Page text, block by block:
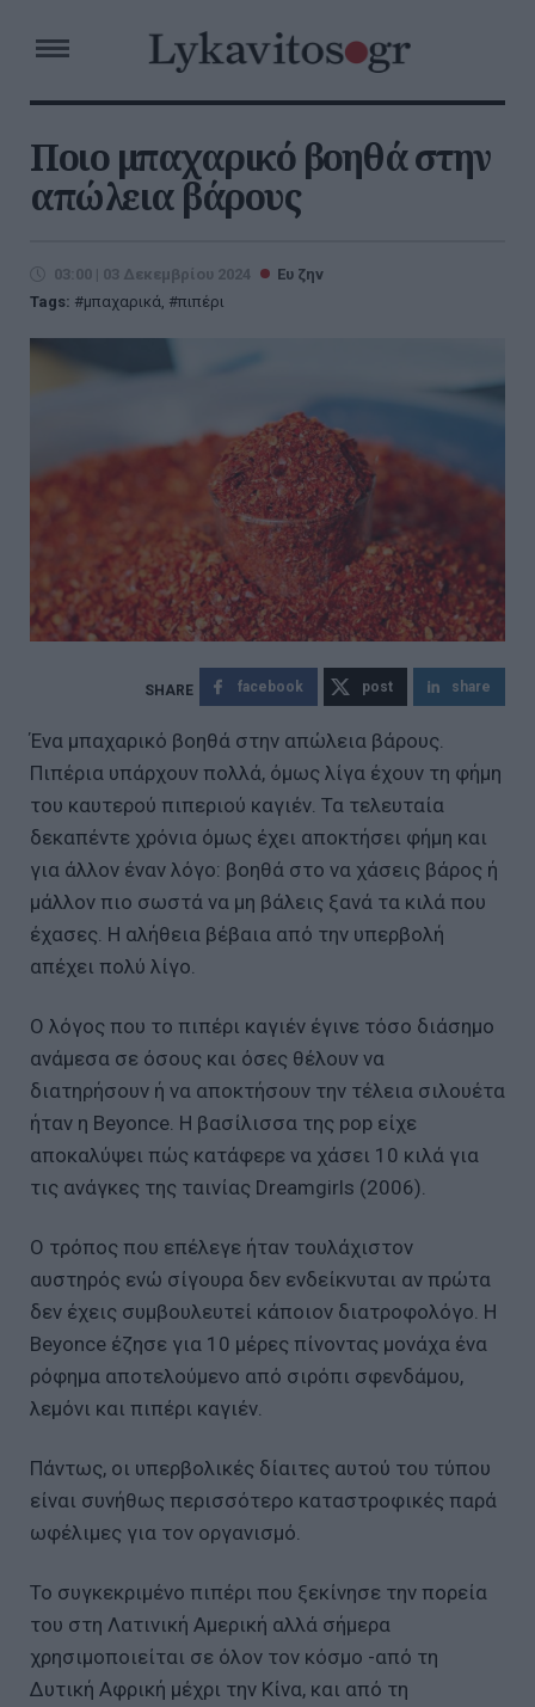
Ποιο μπαχαρικό βοηθά στην
απώλεια βάρους
03:00 | 03 Δεκεμβρίου 2024
Ευ ζην
Tags:
μπαχαρικά, πιπέρι
facebook post share
Ένα μπαχαρικό βοηθά στην απώλεια βάρους.
Πιπέρια υπάρχουν πολλά, όμως λίγα έχουν τη φήμη
του καυτερού πιπεριού καγιέν. Τα τελευταία
δεκαπέντε χρόνια όμως έχει αποκτήσει φήμη και
για άλλον έναν λόγο: βοηθά στο να χάσεις βάρος ή
μάλλον πιο σωστά να μη βάλεις ξανά τα κιλά που
έχασες. Η αλήθεια βέβαια από την υπερβολή
απέχει πολύ λίγο.
Ο λόγος που το πιπέρι καγιέν έγινε τόσο διάσημο
ανάμεσα σε όσους και όσες θέλουν να
διατηρήσουν ή να αποκτήσουν την τέλεια σιλουέτα
ήταν η Beyonce. Η βασίλισσα της pop είχε
αποκαλύψει πώς κατάφερε να χάσει 10 κιλά για
τις ανάγκες της ταινίας Dreamgirls (2006).
Ο τρόπος που επέλεγε ήταν τουλάχιστον
αυστηρός ενώ σίγουρα δεν ενδείκνυται αν πρώτα
δεν έχεις συμβουλευτεί κάποιον διατροφολόγο. H
Beyonce έζησε για 10 μέρες πίνοντας μονάχα ένα
ρόφημα αποτελούμενο από σιρόπι σφενδάμου,
λεμόνι και πιπέρι καγιέν.
Πάντως, οι υπερβολικές δίαιτες αυτού του τύπου
είναι συνήθως περισσότερο καταστροφικές παρά
ωφέλιμες για τον οργανισμό.
Το συγκεκριμένο πιπέρι που ξεκίνησε την πορεία
του στη Λατινική Αμερική αλλά σήμερα
χρησιμοποιείται σε όλον τον κόσμο -από τη
Δυτική Αφρική μέχρι την Κίνα, και από τη